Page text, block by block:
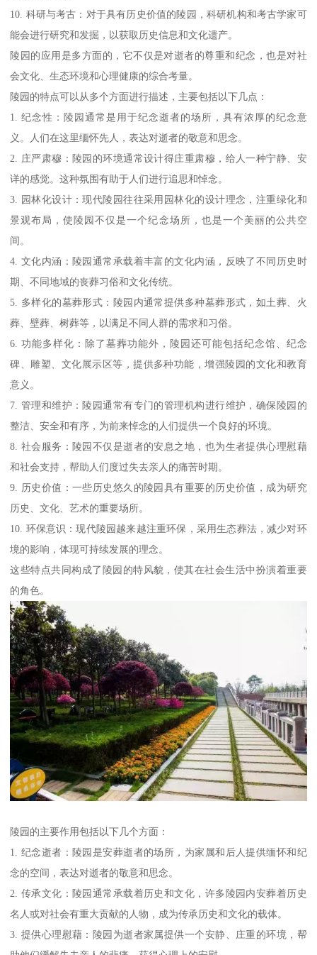
10. 科研与考古：对于具有历史价值的陵园，科研机构和考古学家可
能会进行研究和发掘，以获取历史信息和文化遗产。
陵园的应用是多方面的，它不仅是对逝者的尊重和纪念，也是对社
会文化、生态环境和心理健康的综合考量。
陵园的特点可以从多个方面进行描述，主要包括以下几点：
1. 纪念性：陵园通常是用于纪念逝者的场所，具有浓厚的纪念意
义。人们在这里缅怀先人，表达对逝者的敬意和思念。
2. 庄严肃穆：陵园的环境通常设计得庄重肃穆，给人一种宁静、安
详的感觉。这种氛围有助于人们进行追思和悼念。
3. 园林化设计：现代陵园往往采用园林化的设计理念，注重绿化和
景观布局，使陵园不仅是一个纪念场所，也是一个美丽的公共空
间。
4. 文化内涵：陵园通常承载着丰富的文化内涵，反映了不同历史时
期、不同地域的丧葬习俗和文化传统。
5. 多样化的墓葬形式：陵园内通常提供多种墓葬形式，如土葬、火
葬、壁葬、树葬等，以满足不同人群的需求和习俗。
6. 功能多样化：除了墓葬功能外，陵园还可能包括纪念馆、纪念
碑、雕塑、文化展示区等，提供多种功能，增强陵园的文化和教育
意义。
7. 管理和维护：陵园通常有专门的管理机构进行维护，确保陵园的
整洁、安全和有序，为前来悼念的人们提供一个良好的环境。
8. 社会服务：陵园不仅是逝者的安息之地，也为生者提供心理慰藉
和社会支持，帮助人们度过失去亲人的痛苦时期。
9. 历史价值：一些历史悠久的陵园具有重要的历史价值，成为研究
历史、文化、艺术的重要场所。
10. 环保意识：现代陵园越来越注重环保，采用生态葬法，减少对环
境的影响，体现可持续发展的理念。
这些特点共同构成了陵园的特风貌，使其在社会生活中扮演着重要
的角色。
陵园的主要作用包括以下几个方面：
1. 纪念逝者：陵园是安葬逝者的场所，为家属和后人提供缅怀和纪
念的空间，表达对逝者的敬意和思念。
2. 传承文化：陵园通常承载着历史和文化，许多陵园内安葬着历史
名人或对社会有重大贡献的人物，成为传承历史和文化的载体。
3. 提供心理慰藉：陵园为逝者家属提供一个安静、庄重的环境，帮